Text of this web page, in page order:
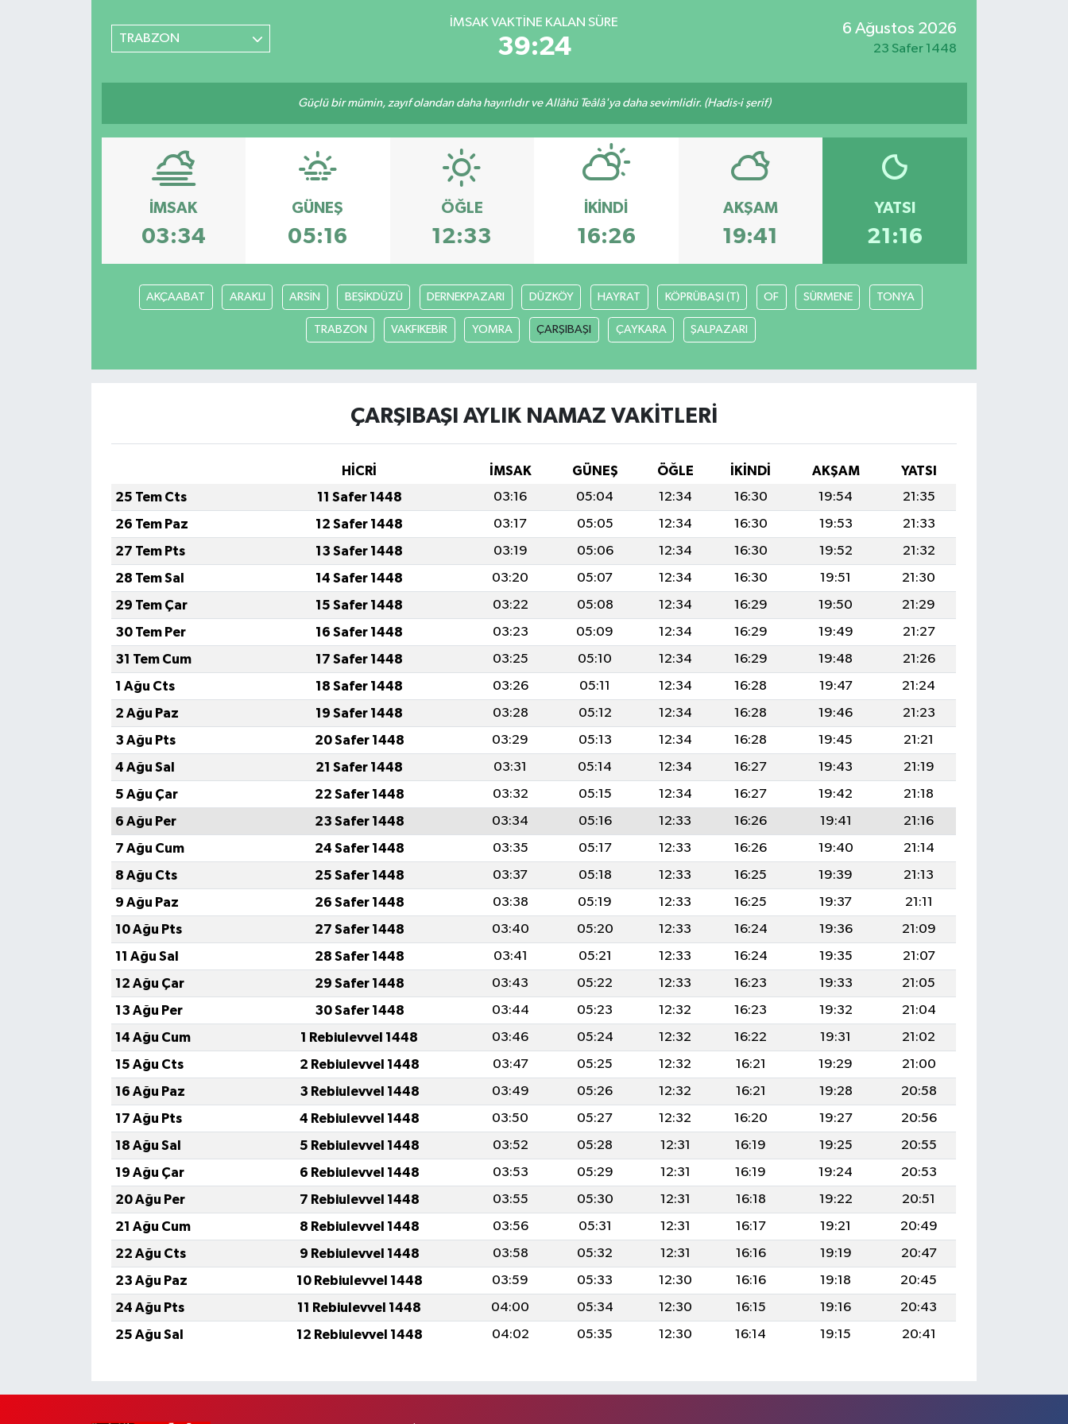
TRABZON
İMSAK VAKTINE KALAN SÜRE
39:23
6 Ağustos 2026
23 Safer 1448
Güçlü bir mümin, zayıf olandan daha hayırlıdır ve Allâhü Teâlâ'ya daha sevimlidir. (Hadis-i şerif)
İMSAK
03:34
GÜNEŞ
05:16
ÖĞLE
12:33
İKINDI
16:26
AKŞAM
19:41
YATSI
21:16
AKÇAABAT ARAKLI ARSİN BEŞİKDÜZÜ DERNEKPAZARI DÜZKÖY HAYRAT KÖPRÜBAŞI (T) OF SÜRMENE TONYA
TRABZON VAKFIKEBİR YOMRA ÇARŞIBAŞI ÇAYKARA ŞALPAZARI
ÇARŞIBAŞI AYLIK NAMAZ VAKITLERI
HİCRİ İMSAK GÜNEŞ ÖĞLE İKINDI AKŞAM
YATSI
25 Tem Cts
11 Safer 1448 03:16 05:04 12:34 16:30 19:54
21:35
26 Tem Paz
12 Safer 1448 03:17 05:05 12:34 16:30 19:53
21:33
27 Tem Pts
13 Safer 1448 03:19 05:06 12:34 16:30 19:52
21:32
28 Tem Sal
14 Safer 1448 03:20 05:07 12:34 16:30 19:51
21:30
29 Tem Çar
15 Safer 1448 03:22 05:08 12:34 16:29 19:50
21:29
30 Tem Per
16 Safer 1448 03:23 05:09 12:34 16:29 19:49
21:27
31 Tem Cum
17 Safer 1448 03:25 05:10 12:34 16:29 19:48
21:26
1 Ağu Cts
18 Safer 1448 03:26 05:11 12:34 16:28 19:47
21:24
2 Ağu Paz
19 Safer 1448 03:28 05:12 12:34 16:28 19:46
21:23
3 Ağu Pts
20 Safer 1448 03:29 05:13 12:34 16:28 19:45
21:21
4 Ağu Sal
21 Safer 1448 03:31 05:14 12:34 16:27 19:43
21:19
5 Ağu Çar
22 Safer 1448 03:32 05:15 12:34 16:27 19:42
21:18
6 Ağu Per
23 Safer 1448 03:34 05:16 12:33 16:26 19:41
21:16
7 Ağu Cum
24 Safer 1448 03:35 05:17 12:33 16:26 19:40
21:14
8 Ağu Cts
25 Safer 1448 03:37 05:18 12:33 16:25 19:39
21:13
9 Ağu Paz
26 Safer 1448 03:38 05:19 12:33 16:25 19:37
21:11
10 Ağu Pts
27 Safer 1448 03:40 05:20 12:33 16:24 19:36
21:09
11 Ağu Sal
28 Safer 1448 03:41 05:21 12:33 16:24 19:35
21:07
12 Ağu Çar
29 Safer 1448 03:43 05:22 12:33 16:23 19:33
21:05
13 Ağu Per
30 Safer 1448 03:44 05:23 12:32 16:23 19:32
21:04
14 Ağu Cum
1 Rebiulevvel 1448 03:46 05:24 12:32 16:22 19:31
21:02
15 Ağu Cts
2 Rebiulevvel 1448 03:47 05:25 12:32 16:21 19:29
21:00
16 Ağu Paz
3 Rebiulevvel 1448 03:49 05:26 12:32 16:21 19:28
20:58
17 Ağu Pts
4 Rebiulevvel 1448 03:50 05:27 12:32 16:20 19:27
20:56
18 Ağu Sal
5 Rebiulevvel 1448 03:52 05:28 12:31 16:19 19:25
20:55
19 Ağu Çar
6 Rebiulevvel 1448 03:53 05:29 12:31 16:19 19:24
20:53
20 Ağu Per
7 Rebiulevvel 1448 03:55 05:30 12:31 16:18 19:22
20:51
21 Ağu Cum
8 Rebiulevvel 1448 03:56 05:31 12:31 16:17 19:21
20:49
22 Ağu Cts
9 Rebiulevvel 1448 03:58 05:32 12:31 16:16 19:19
20:47
23 Ağu Paz
10 Rebiulevvel 1448 03:59 05:33 12:30 16:16 19:18
20:45
24 Ağu Pts
11 Rebiulevvel 1448 04:00 05:34 12:30 16:15 19:16
20:43
25 Ağu Sal
12 Rebiulevvel 1448 04:02 05:35 12:30 16:14 19:15 20:41